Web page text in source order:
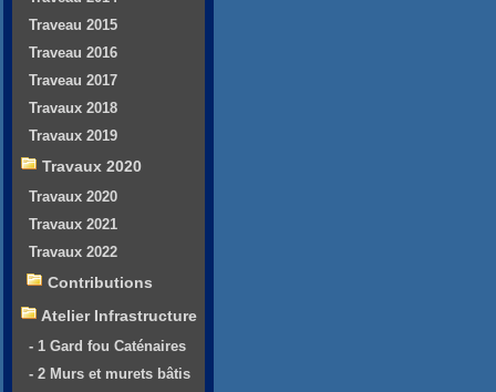
Traveau 2015
Traveau 2016
Traveau 2017
Travaux 2018
Travaux 2019
Travaux 2020
Travaux 2020
Travaux 2021
Travaux 2022
Contributions
Atelier Infrastructure
- 1 Gard fou Caténaires
- 2 Murs et murets bâtis